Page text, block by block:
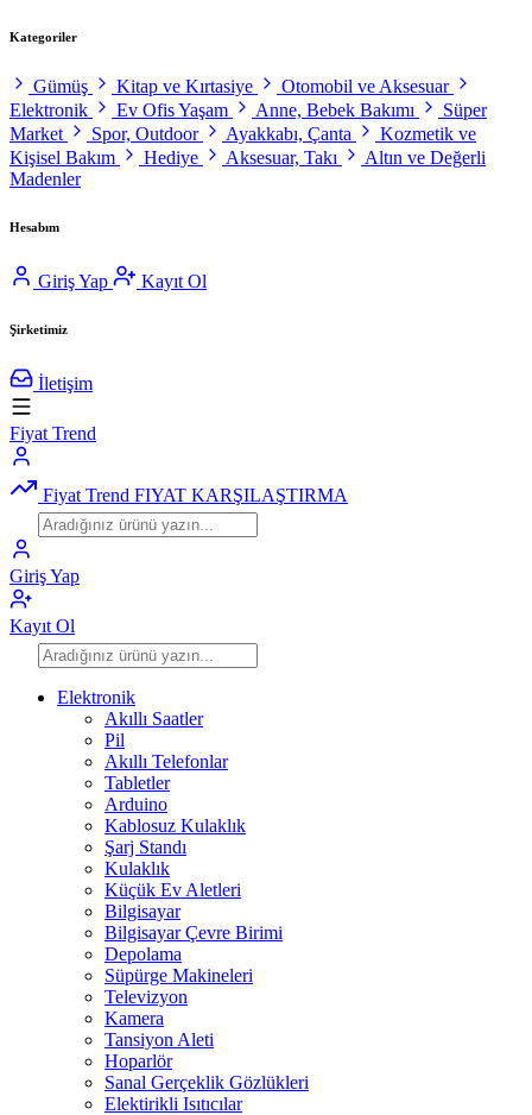
Kategoriler
Gümüş Kitap ve Kırtasiye
Otomobil ve Aksesuar
Elektronik
Ev Ofis Yaşam Anne, Bebek Bakımı
Süper
Market
Spor, Outdoor Ayakkabı, Çanta
Kozmetik ve
Kişisel Bakım
Hediye Aksesuar, Takı
Altın ve Değerli
Madenler
Hesabım
Giriş Yap Kayıt Ol
Şirketimiz
İletişim
Fiyat Trend
Fiyat Trend FIYAT KARŞILAŞTIRMA
Giriş Yap
Kayıt Ol
Elektronik
Akıllı Saatler
Pil
Akıllı Telefonlar
Tabletler
Arduino
Kablosuz Kulaklık
Şarj Standı
Kulaklık
Küçük Ev Aletleri
Bilgisayar
Bilgisayar Çevre Birimi
Depolama
Süpürge Makineleri
Televizyon
Kamera
Tansiyon Aleti
Hoparlör
Sanal Gerçeklik Gözlükleri
Elektirikli Isıtıcılar